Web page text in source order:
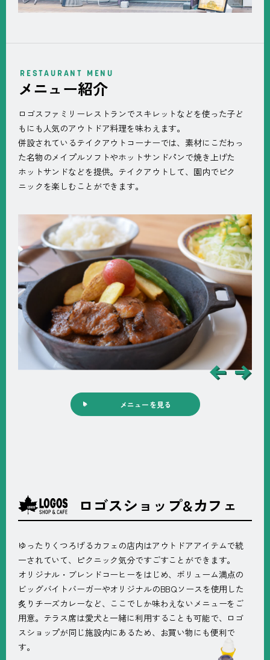
RESTAURANT MENU
メニュー紹介
ロゴスファミリーレストランでスキレットなどを使った子ど
もにも人気のアウトドア料理を味わえます。
併設されているテイクアウトコーナーでは、素材にこだわっ
た名物のメイプルソフトやホットサンドパンで焼き上げた
ホットサンドなどを提供。テイクアウトして、園内でピク
ニックを楽しむことができます。
メニューを見る
ロゴスショップ&カフェ
ゆったりくつろげるカフェの店内はアウトドアアイテムで統
一されていて、ピクニック気分ですごすことができます。
オリジナル・ブレンドコーヒーをはじめ、ボリューム満点の
ビッグバイトバーガーやオリジナルのBBQソースを使用した
炙りチーズカレーなど、ここでしか味わえないメニューをご
用意。テラス席は愛犬と一緒に利用することも可能で、ロゴ
スショップが同じ施設内にあるため、お買い物にも便利で
す。